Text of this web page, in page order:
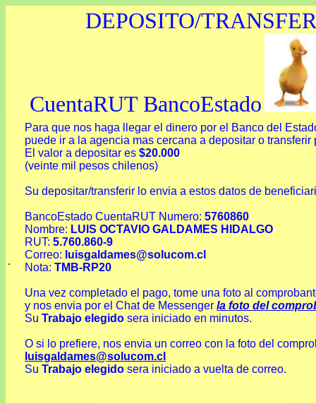
DEPOSITO/
CuentaRUT BancoEstado
.
Para que nos haga llegar el dinero por el Banco del
puede ir a la agencia mas cercana a depositar o transferir
El valor a depositar es $20.000
(veinte mil pesos chilenos)
Su depositar/transferir lo envia a estos datos de
BancoEstado CuentaRUT Numero: 5760860
Nombre: LUIS OCTAVIO GALDAMES HIDALGO
RUT: 5.760.860-9
Correo: luisgaldames@solucom.cl
Nota: TMB-RP20
Una vez completado el pago, tome una foto al
y nos envia por el Chat de Messenger la foto del
Su Trabajo elegido sera iniciado en minutos.
O si lo prefiere, nos envia un correo con la foto del
luisgaldames@solucom.cl
Su Trabajo elegido sera iniciado a vuelta de correo.